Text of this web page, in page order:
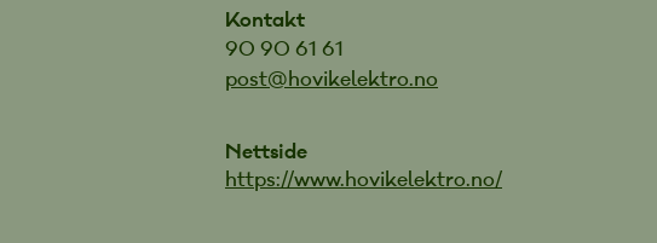
Kontakt
90 90 61 61
post@hovikelektro.no
Nettside
https://www.hovikelektro.no/